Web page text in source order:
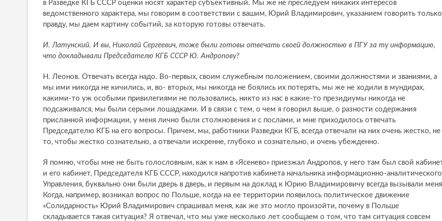
в Разведке КГБ СССР оценки носят характер субъективный. Мы же не преследуем никаких интересов
ведомственного характера, мы говорим в соответствии с вашим, Юрий Владимирович, указанием говорить только
правду, мы даем картину событий, за которую готовы отвечать.
И. Латунский. И вы, Николай Сергеевич, тоже были готовы отвечать своей должностью в ПГУ за ту информацию,
что докладывали Председателю КГБ СССР Ю. Андропову?
Н. Леонов. Отвечать всегда надо. Во-первых, своим служебным положением, своими должностями и званиями, а
мы ими никогда не кичились, и, во- вторых, мы никогда не боялись их потерять, мы же не ходили в мундирах,
какими-то уж особыми привилегиями не пользовались, никто из нас в какие-то президиумы никогда не
подсаживался, мы были серыми лошадками. И в связи с тем, о чем я говорил выше, о разности содержания
присланной информации, у меня лично были столкновения и с послами, и мне приходилось отвечать
Председателю КГБ на его вопросы. Причем, мы, работники Разведки КГБ, всегда отвечали на них очень жестко, не
то, чтобы жестко сознательно, а отвечали искренне, глубоко и сознательно, и очень убежденно.
Я помню, чтобы мне не быть голословным, как к нам в «Ясенево» приезжал Андропов, у него там был свой
и его кабинет, Председателя КГБ СССР, находился напротив кабинета начальника информационно-аналитического
Управления, буквально они были дверь в дверь, и первым на доклад к Юрию Владимировичу всегда вызывали
Когда, например, возникал вопрос по Польше, когда на ее территории появилось политическое движение
«Солидарность» Юрий Владимирович спрашивал меня, как же это могло произойти, почему в Польше
складывается такая ситуация? Я отвечал, что мы уже несколько лет сообщаем о том, что там ситуация совсем